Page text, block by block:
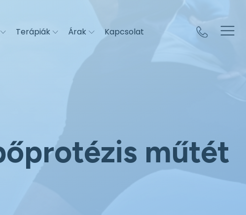
Terápiák Árak Kapcsolat
műtét